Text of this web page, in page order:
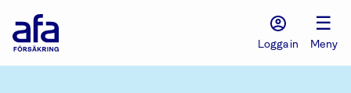
Försäkring
Logga in
☰
Meny